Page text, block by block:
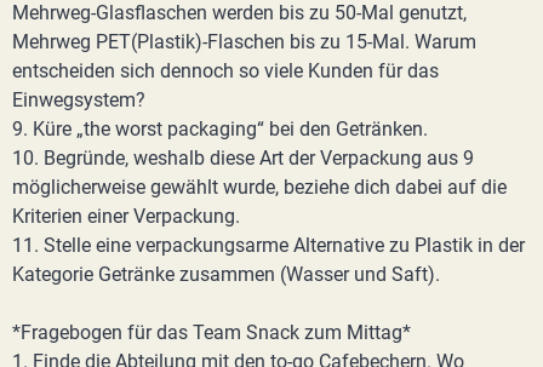
Mehrweg-Glasflaschen werden bis zu 50-Mal genutzt,
Mehrweg PET(Plastik)-Flaschen bis zu 15-Mal. Warum
entscheiden sich dennoch so viele Kunden für das
Einwegsystem?
9. Küre „the worst packaging“ bei den Getränken.
10. Begründe, weshalb diese Art der Verpackung aus 9
möglicherweise gewählt wurde, beziehe dich dabei auf die
Kriterien einer Verpackung.
11. Stelle eine verpackungsarme Alternative zu Plastik in der
Kategorie Getränke zusammen (Wasser und Saft).
*Fragebogen für das Team Snack zum Mittag*
1. Finde die Abteilung mit den to-go Cafebechern. Wo